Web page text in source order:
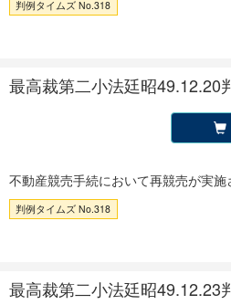
判例タイムズ No.318
最高裁第二小法廷昭49.12.20
不動産競売手続において再競売が実
判例タイムズ No.318
最高裁第二小法廷昭49.12.23